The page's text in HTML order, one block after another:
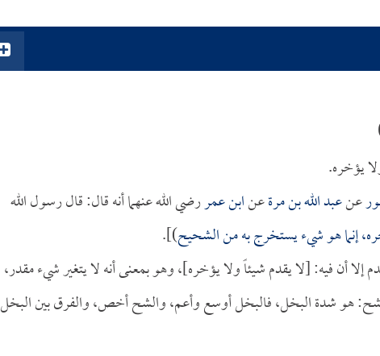
يؤخره.
عنعبد الله بن مرةعنابن عمررضي الله عنهما أنه قال: قال رسول الله
إنما هو شيء يستخرج به من الشحيح)].
أن فيه: [لا يقدم شيئاً ولا يؤخره]، وهو بمعنى أنه لا يتغير شيء مقدر،
هو شدة البخل، فالبخل أوسع وأعم، والشح أخص، والفرق بين البخل